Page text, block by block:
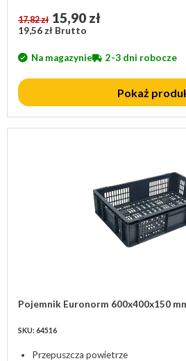
17,82 zł 15,90 zł
19,56 zł Brutto
Na magazynie 2-3 dni robocze
Pokaż
Pojemnik Euronorm 600x400x150
SKU: 64516
Przepuszcza powietrze